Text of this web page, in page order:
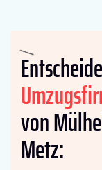
von
Metz: